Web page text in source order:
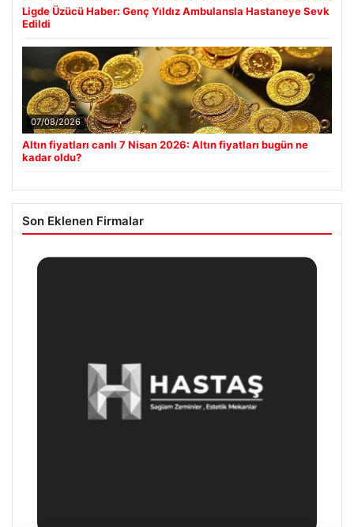
Ligde Üzücü Haber: Genç Yıldız Ambulansla Hastaneye Sevk
Edildi
07/08/2026
Altın fiyatları canlı 7 Nisan 2026: Altın fiyatları bugün ne
kadar oldu?
Son Eklenen Firmalar